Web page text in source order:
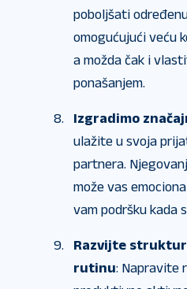
poboljšati
omogućujući veću
a možda čak i
ponašanjem.
Izgradimo
ulažite u svoja
partnera.
može vas
vam podršku kada
Razvijte
rutinu: Napravite